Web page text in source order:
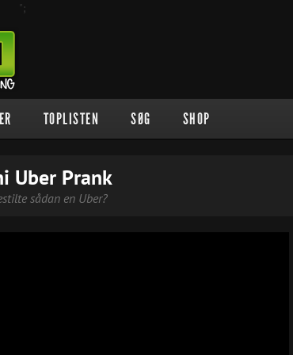
";
TOPLISTEN SØG SHOP
Uber Prank
sådan en Uber?